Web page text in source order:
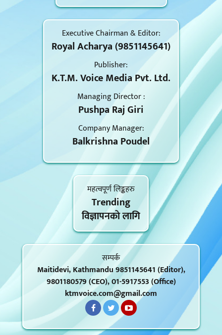
Executive Chairman & Editor:
Royal Acharya (9851145641)
Publisher:
K.T.M. Voice Media Pvt. Ltd.
Managing Director :
Pushpa Raj Giri
Company Manager:
Balkrishna Poudel
महत्वपूर्ण लिङ्कहरु
Trending
विज्ञापनकाे लागि
सम्पर्क
Maitidevi, Kathmandu 9851145641 (Editor),
9801180579 (CEO), 01-5917553 (Office)
ktmvoice.com@gmail.com